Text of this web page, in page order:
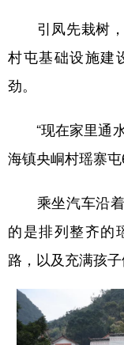
文化产业
地方频道
北京
辽宁
广东
陕西
引凤先栽树，
村屯基础设施建
劲。
“现在家里通水
海镇央峒村瑶寨屯
乘坐汽车沿着
的是排列整齐的
路，以及充满孩子